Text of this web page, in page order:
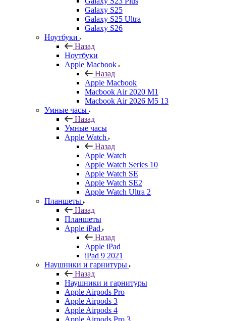
Galaxy S25
Galaxy S25 Ultra
Galaxy S26
Ноутбуки
Назад
Ноутбуки
Apple Macbook
Назад
Apple Macbook
Macbook Air 2020 M1
Macbook Air 2026 M5 13
Умные часы
Назад
Умные часы
Apple Watch
Назад
Apple Watch
Apple Watch Series 10
Apple Watch SE
Apple Watch SE2
Apple Watch Ultra 2
Планшеты
Назад
Планшеты
Apple iPad
Назад
Apple iPad
iPad 9 2021
Наушники и гарнитуры
Назад
Наушники и гарнитуры
Apple Airpods Pro
Apple Airpods 3
Apple Airpods 4
Apple Airpods Pro 3